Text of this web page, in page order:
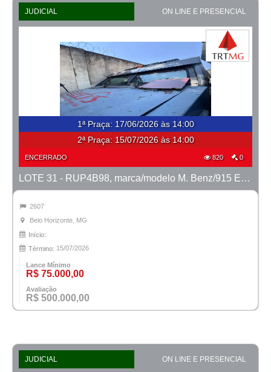
JUDICIAL ON LINE E PRESENCIAL
1ª Praça: 17/06/2026 às 14:00
2ª Praça: 15/07/2026 às 14:00
ENCERRADO 820 0
LOTE 31 - RUP4B98, marca/modelo M. Benz/915 E MTX TVAL, ano 2020/2020
2607
Belo Horizonte, MG
Início:
Término: 15/07/2026
Lance Mínimo
R$ 75.000,00
Avaliação
R$ 500.000,00
JUDICIAL ON LINE E PRESENCIAL